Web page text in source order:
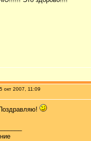
окт 2007, 11:09